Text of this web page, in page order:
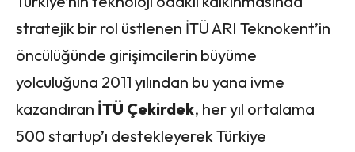
stratejik bir rol üstlenen İTÜ ARI Teknokent’in
öncülüğünde girişimcilerin büyüme
yolculuğuna 2011 yılından bu yana ivme
kazandıran İTÜ Çekirdek, her yıl ortalama
500 startup’ı destekleyerek Türkiye